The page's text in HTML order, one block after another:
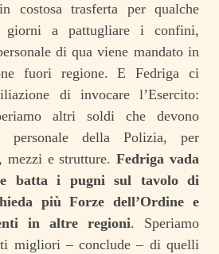
costosa trasferta per qualche
giorni a pattugliare i confini,
di qua viene mandato in
fuori regione. E Fedriga ci
di invocare l’Esercito:
altri soldi che devono
personale della Polizia, per
mezzi e strutture.Fedriga vada
batta i pugni sul tavolo di
più Forze dell’Ordine e
in altre regioni. Speriamo
migliori – conclude – di quelli